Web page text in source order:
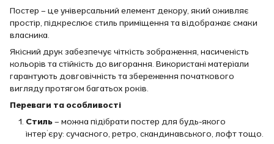
Постер – це універсальний елемент декору, який оживляє
простір, підкреслює стиль приміщення та відображає смаки
власника.
Якісний друк забезпечує чіткість зображення, насиченість
кольорів та стійкість до вигорання. Використані матеріали
гарантують довговічність та збереження початкового
вигляду протягом багатьох років.
Переваги та особливості
Стиль– можна підібрати постер для будь-якого
інтер’єру: сучасного, ретро, скандинавського, лофт тощо.